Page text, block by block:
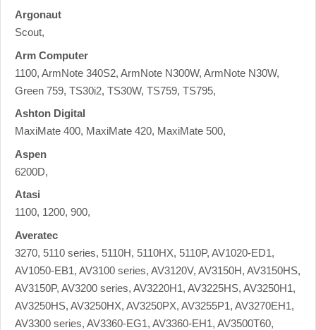
Argonaut
Scout,
Arm Computer
1100, ArmNote 340S2, ArmNote N300W, ArmNote N30W,
Green 759, TS30i2, TS30W, TS759, TS795,
Ashton Digital
MaxiMate 400, MaxiMate 420, MaxiMate 500,
Aspen
6200D,
Atasi
1100, 1200, 900,
Averatec
3270, 5110 series, 5110H, 5110HX, 5110P, AV1020-ED1,
AV1050-EB1, AV3100 series, AV3120V, AV3150H, AV3150HS,
AV3150P, AV3200 series, AV3220H1, AV3225HS, AV3250H1,
AV3250HS, AV3250HX, AV3250PX, AV3255P1, AV3270EH1,
AV3300 series, AV3360-EG1, AV3360-EH1, AV3500T60,